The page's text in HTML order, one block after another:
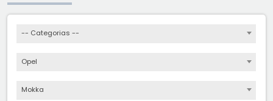
-- Categorias --
Opel
Mokka